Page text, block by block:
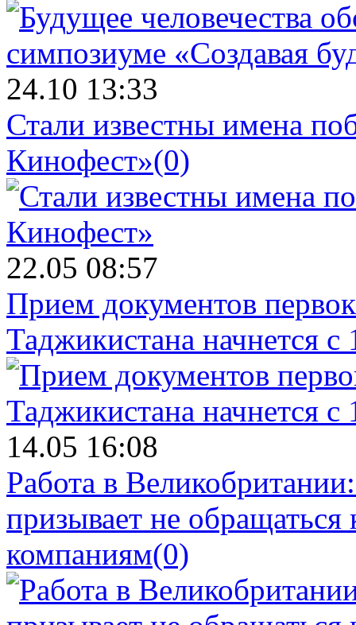
24.10 13:33
Стали известны имена
Кинофест»(0)
22.05 08:57
Прием документов
Таджикистана начнется с
14.05 16:08
Работа в
призывает не
компаниям(0)